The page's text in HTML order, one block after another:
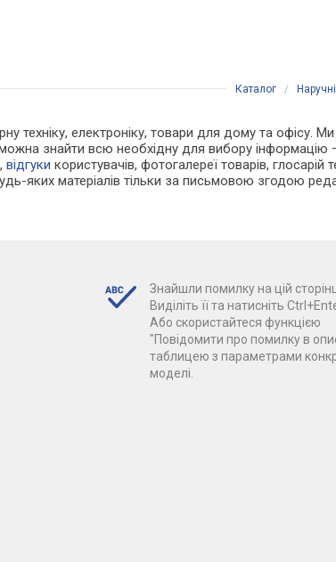
Каталог /
техніку, електроніку, товари для дому та офісу.
знайти всю необхідну для вибору
відгуки користувачів, фотогалереї товарів, глосарій
яких матеріалів тільки за письмовою згодою
Знайшли помилку на цій
Виділіть її та натисніть
Або скористайтеся функцією
"Повідомити про помилку в
таблицею з параметрами
моделі.